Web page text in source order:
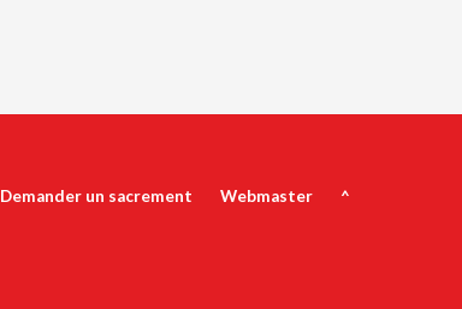
Demander un sacrement Webmaster ^